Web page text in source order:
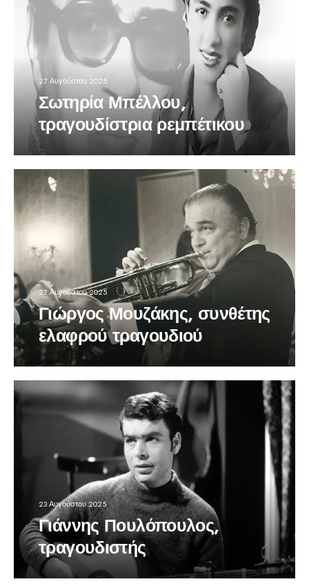
27 Αυγούστου 2025
Σωτηρία Μπέλλου,
τραγουδίστρια ρεμπέτικου
27 Αυγούστου 2025
Γιώργος Μουζάκης, συνθέτης
ελαφρού τραγουδιού
23 Αυγούστου 2025
Γιάννης Πουλόπουλος,
τραγουδιστής